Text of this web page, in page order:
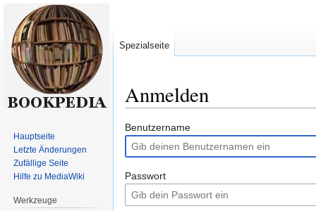
Anmelden
Zur
Navigation
springen
Zur
Suche
springen
Benutzername
Passwort
Spezialseite
Hauptseite
Letzte Änderungen
Zufällige Seite
Hilfe zu MediaWiki
Werkzeuge